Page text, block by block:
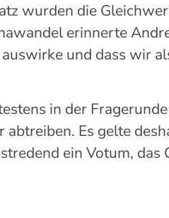
wurden die
erinnerte
und dass wir
in der
Es gelte
ein Votum, das